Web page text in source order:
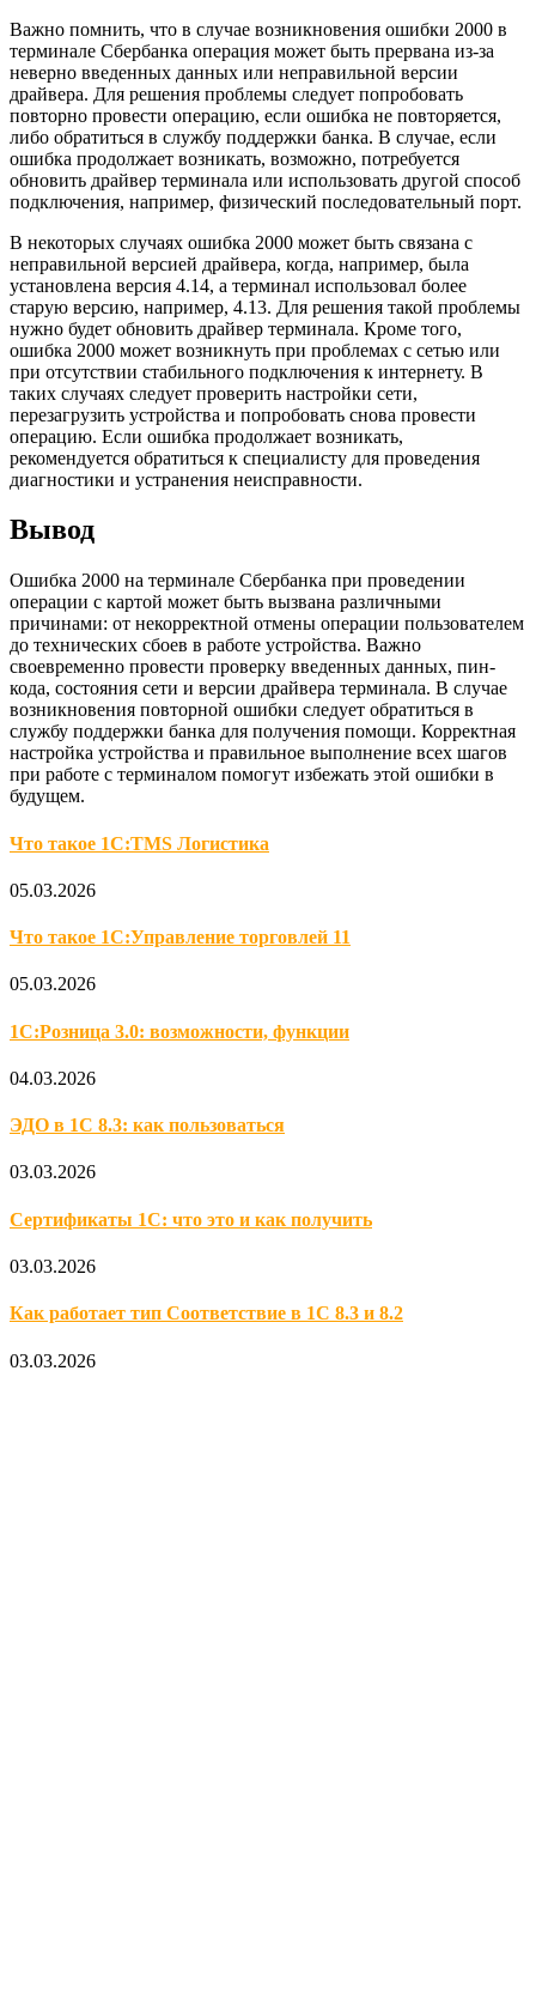
Важно помнить, что в случае возникновения ошибки 2000 в
терминале Сбербанка операция может быть прервана из-за
неверно введенных данных или неправильной версии
драйвера. Для решения проблемы следует попробовать
повторно провести операцию, если ошибка не повторяется,
либо обратиться в службу поддержки банка. В случае, если
ошибка продолжает возникать, возможно, потребуется
обновить драйвер терминала или использовать другой способ
подключения, например, физический последовательный порт.
В некоторых случаях ошибка 2000 может быть связана с
неправильной версией драйвера, когда, например, была
установлена версия 4.14, а терминал использовал более
старую версию, например, 4.13. Для решения такой проблемы
нужно будет обновить драйвер терминала. Кроме того,
ошибка 2000 может возникнуть при проблемах с сетью или
при отсутствии стабильного подключения к интернету. В
таких случаях следует проверить настройки сети,
перезагрузить устройства и попробовать снова провести
операцию. Если ошибка продолжает возникать,
рекомендуется обратиться к специалисту для проведения
диагностики и устранения неисправности.
Вывод
Ошибка 2000 на терминале Сбербанка при проведении
операции с картой может быть вызвана различными
причинами: от некорректной отмены операции пользователем
до технических сбоев в работе устройства. Важно
своевременно провести проверку введенных данных, пин-
кода, состояния сети и версии драйвера терминала. В случае
возникновения повторной ошибки следует обратиться в
службу поддержки банка для получения помощи. Корректная
настройка устройства и правильное выполнение всех шагов
при работе с терминалом помогут избежать этой ошибки в
будущем.
Что такое 1С:TMS Логистика
05.03.2026
Что такое 1С:Управление торговлей 11
05.03.2026
1С:Розница 3.0: возможности, функции
04.03.2026
ЭДО в 1С 8.3: как пользоваться
03.03.2026
Сертификаты 1С: что это и как получить
03.03.2026
Как работает тип Соответствие в 1С 8.3 и 8.2
03.03.2026